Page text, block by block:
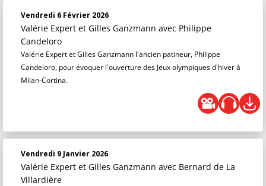
Vendredi 6 Février 2026
Valérie Expert et Gilles Ganzmann avec Philippe
Candeloro
Valérie Expert et Gilles Ganzmann l'ancien patineur, Philippe
Candeloro, pour évoquer l'ouverture des Jeux olympiques d'hiver à
Milan-Cortina.
Vendredi 9 Janvier 2026
Valérie Expert et Gilles Ganzmann avec Bernard de La
Villardière